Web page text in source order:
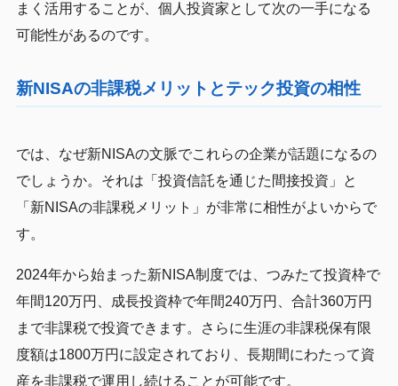
まく活用することが、個人投資家として次の一手になる
可能性があるのです。
新NISAの非課税メリットとテック投資の相性
では、なぜ新NISAの文脈でこれらの企業が話題になるの
でしょうか。それは「投資信託を通じた間接投資」と
「新NISAの非課税メリット」が非常に相性がよいからで
す。
2024年から始まった新NISA制度では、つみたて投資枠で
年間120万円、成長投資枠で年間240万円、合計360万円
まで非課税で投資できます。さらに生涯の非課税保有限
度額は1800万円に設定されており、長期間にわたって資
産を非課税で運用し続けることが可能です。